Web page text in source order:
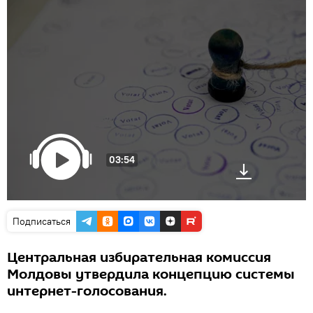
03:54
Подписаться
Центральная избирательная комиссия
Молдовы утвердила концепцию системы
интернет-голосования.